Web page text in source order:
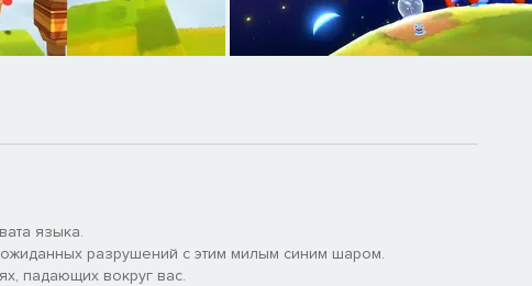
языка.
разрушений с этим милым синим шаром.
падающих вокруг вас.